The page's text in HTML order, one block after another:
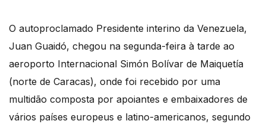
O autoproclamado Presidente interino da Venezuela,
Juan Guaidó, chegou na segunda-feira à tarde ao
aeroporto Internacional Simón Bolívar de Maiquetía
(norte de Caracas), onde foi recebido por uma
multidão composta por apoiantes e embaixadores de
vários países europeus e latino-americanos, segundo